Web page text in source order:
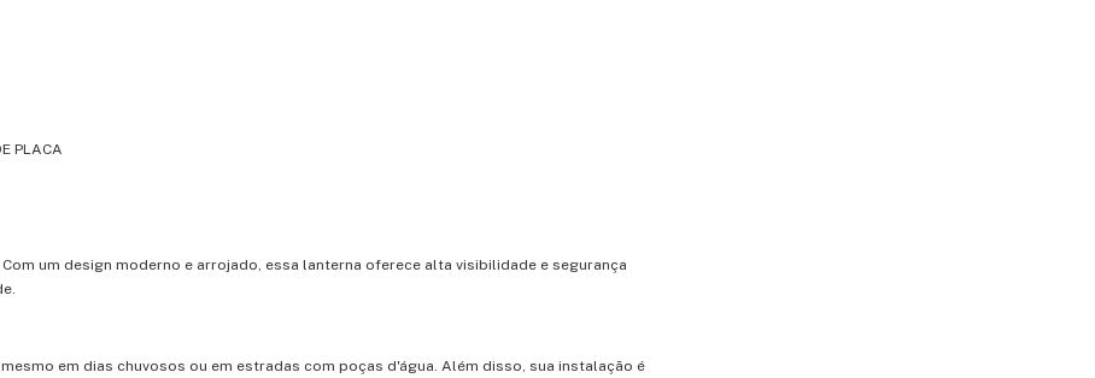
PLACA
um design moderno e arrojado, essa lanterna oferece alta visibilidade e segurança
em dias chuvosos ou em estradas com poças d'água. Além disso, sua instalação é